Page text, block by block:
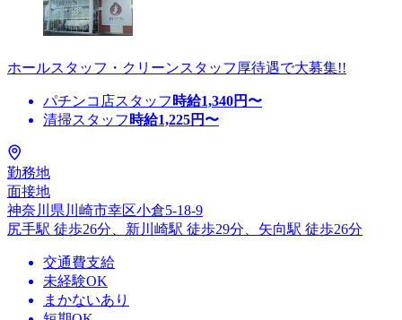
ホールスタッフ・クリーンスタッフ厚待遇で大募集!!
パチンコ店スタッフ 時給1,340円〜
清掃スタッフ 時給1,225円〜
勤務地
面接地
神奈川県川崎市幸区小倉5-18-9
尻手駅 徒歩26分、新川崎駅 徒歩29分、矢向駅 徒歩26分
交通費支給
未経験OK
まかないあり